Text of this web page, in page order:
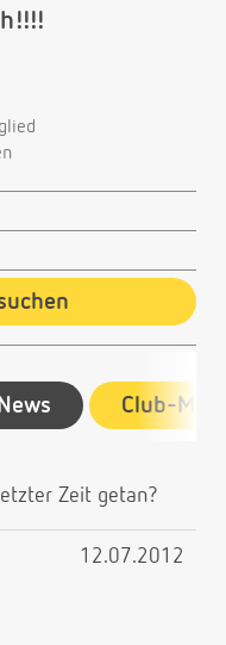
Club-
Zeit getan?
12.07.2012